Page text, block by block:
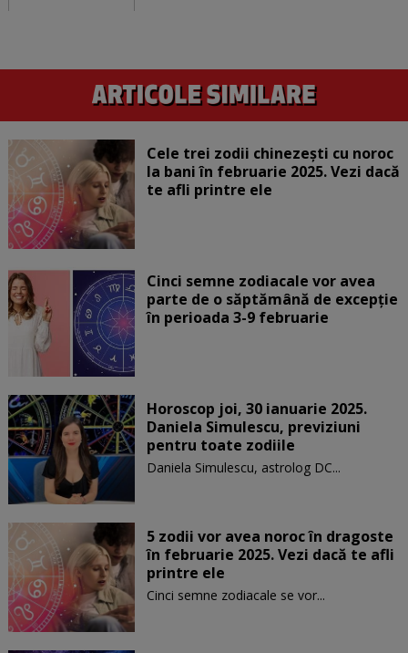
Cele trei zodii chinezești cu noroc
la bani în februarie 2025. Vezi dacă
te afli printre ele
Cinci semne zodiacale vor avea
parte de o săptămână de excepție
în perioada 3-9 februarie
Horoscop joi, 30 ianuarie 2025.
Daniela Simulescu, previziuni
pentru toate zodiile
Daniela Simulescu, astrolog DC...
5 zodii vor avea noroc în dragoste
în februarie 2025. Vezi dacă te afli
printre ele
Cinci semne zodiacale se vor...